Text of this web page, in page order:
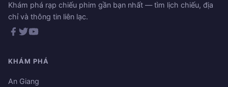
Khám phá rạp chiếu phim gần bạn nhất — tìm lịch chiếu, địa
chỉ và thông tin liên lạc.
KHÁM PHÁ
An Giang